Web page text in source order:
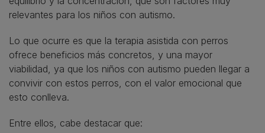
relevantes para los niños con autismo.
Lo que ocurre es que la terapia asistida con perros
ofrece beneficios más concretos, y una mayor
viabilidad, ya que los niños con autismo pueden llegar a
convivir con estos perros, con el valor emocional que
esto conlleva.
Entre ellos, cabe destacar que: